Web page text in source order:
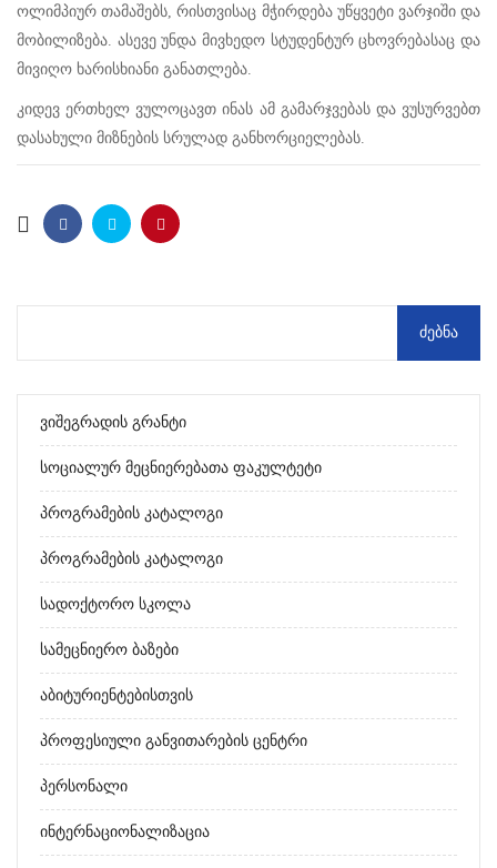
ოლიმპიურ თამაშებს, რისთვისაც მჭირდება უწყვეტი ვარჯიში და
მობილიზება. ასევე უნდა მივხედო სტუდენტურ ცხოვრებასაც და
მივიღო ხარისხიანი განათლება.
კიდევ ერთხელ ვულოცავთ ინას ამ გამარჯვებას და ვუსურვებთ
დასახული მიზნების სრულად განხორციელებას.
Ვიშეგრადის Გრანტი
Სოციალურ Მეცნიერებათა Ფაკულტეტი
Პროგრამების Კატალოგი
Პროგრამების Კატალოგი
Სადოქტორო Სკოლა
Სამეცნიერო Ბაზები
Აბიტურიენტებისთვის
Პროფესიული Განვითარების Ცენტრი
Პერსონალი
Ინტერნაციონალიზაცია